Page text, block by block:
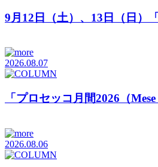
9月12日（土）、13日（日）
2026.08.07
「プロセッコ月間2026（
2026.08.06